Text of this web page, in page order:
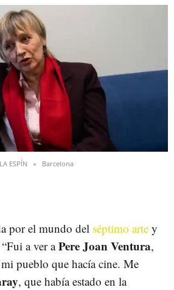
ESPÍN Barcelona
por el mundo del séptimo arte y
a ver aPere Joan Ventura,
pueblo que hacía cine. Me
, que había estado en la